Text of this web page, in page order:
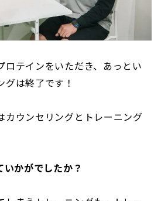
ロテインをいただき、あっとい
は終了です！
ウンセリングとトレーニング
かがでしたか？